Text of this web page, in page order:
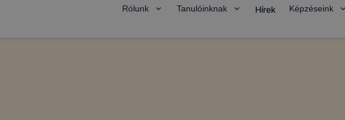
Rólunk Tanulóinknak Hírek Képzéseink